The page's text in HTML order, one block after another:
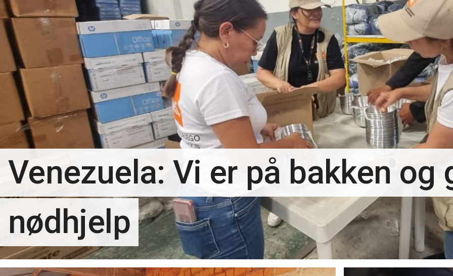
Venezuela: Vi er på bakken og
nødhjelp